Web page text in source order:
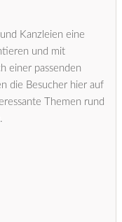
Kanzleien eine
und mit
einer passenden
die Besucher hier auf
Themen rund